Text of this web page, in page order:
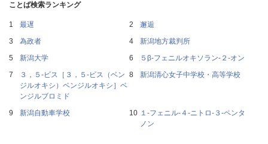
ことば検索ランキング
最遅
邂逅
為政者
新潟地方裁判所
新潟大学
５β‐フェニルオキソラン‐２‐オン
３，５‐ビス［３，５‐ビス（ベン
ジルオキシ）ベンジルオキシ］ベ
ンジルブロミド
新潟清心女子中学校・高等学校
新潟自動車学校
１‐フェニル‐４‐ニトロ‐３‐ペンタ
ノン